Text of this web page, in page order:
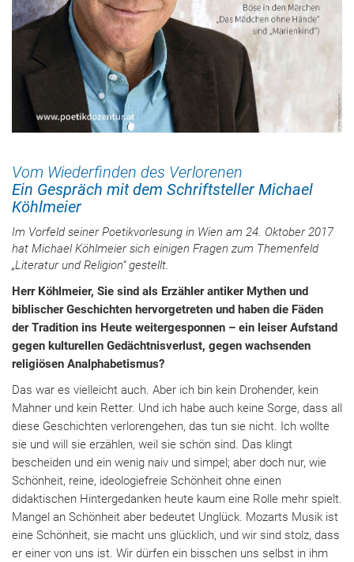
Vom Wiederfinden des Verlorenen
Ein Gespräch mit dem Schriftsteller Michael
Köhlmeier
Im Vorfeld seiner Poetikvorlesung in Wien am 24. Oktober 2017
hat Michael Köhlmeier sich einigen Fragen zum Themenfeld
„Literatur und Religion“ gestellt.
Herr Köhlmeier, Sie sind als Erzähler antiker Mythen und
biblischer Geschichten hervorgetreten und haben die Fäden
der Tradition ins Heute weitergesponnen – ein leiser Aufstand
gegen kulturellen Gedächtnisverlust, gegen wachsenden
religiösen Analphabetismus?
Das war es vielleicht auch. Aber ich bin kein Drohender, kein
Mahner und kein Retter. Und ich habe auch keine Sorge, dass all
diese Geschichten verlorengehen, das tun sie nicht. Ich wollte
sie und will sie erzählen, weil sie schön sind. Das klingt
bescheiden und ein wenig naiv und simpel; aber doch nur, wie
Schönheit, reine, ideologiefreie Schönheit ohne einen
didaktischen Hintergedanken heute kaum eine Rolle mehr spielt.
Mangel an Schönheit aber bedeutet Unglück. Mozarts Musik ist
eine Schönheit, sie macht uns glücklich, und wir sind stolz, dass
er einer von uns ist. Wir dürfen ein bisschen uns selbst in ihm